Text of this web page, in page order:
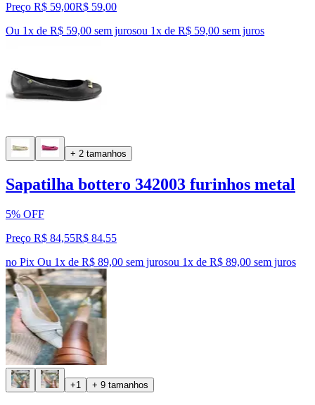
Preço R$ 59,00R$ 59,00
Ou 1x de R$ 59,00 sem jurosou 1x de R$ 59,00 sem juros
+ 2 tamanhos
Sapatilha bottero 342003 furinhos metal
5% OFF
Preço R$ 84,55R$ 84,55
no Pix Ou 1x de R$ 89,00 sem jurosou 1x de R$ 89,00 sem juros
+1 + 9 tamanhos